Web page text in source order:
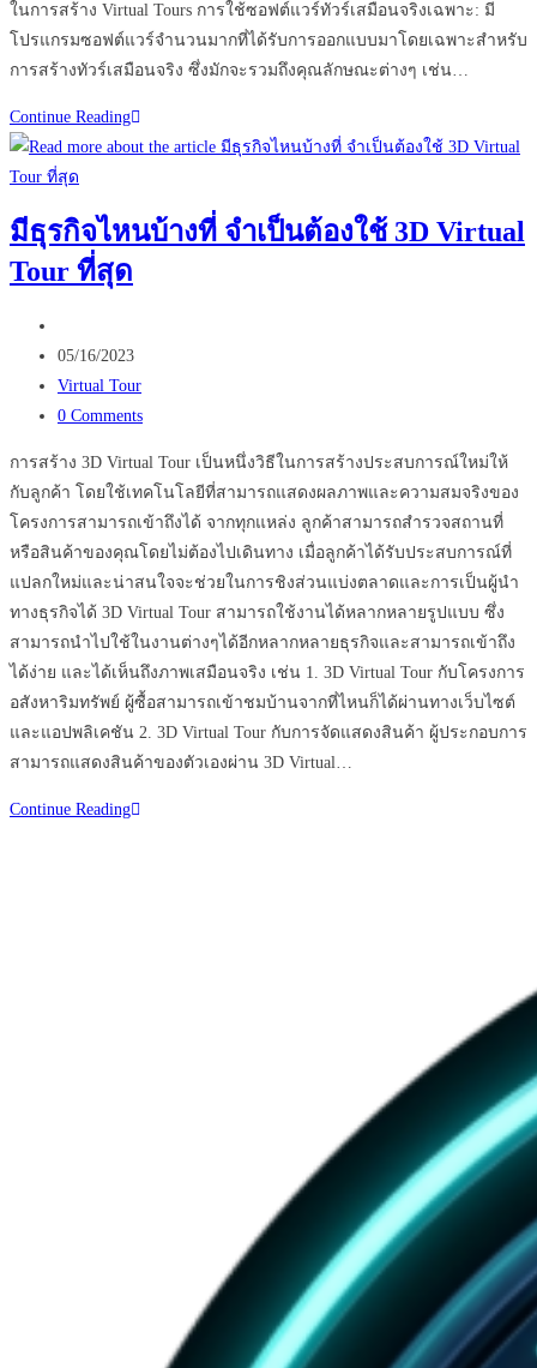
ในการสร้าง Virtual Tours การใช้ซอฟต์แวร์ทัวร์เสมือนจริงเฉพาะ: มี
โปรแกรมซอฟต์แวร์จำนวนมากที่ได้รับการออกแบบมาโดยเฉพาะสำหรับ
การสร้างทัวร์เสมือนจริง ซึ่งมักจะรวมถึงคุณลักษณะต่างๆ เช่น…
Continue Readingเทคโนโลยี
Virtual
อะไร
เหมาะ
ใน
ประเทศไทย
หรือ
มีธุรกิจไหนบ้างที่ จำเป็นต้องใช้ 3D Virtual
Tour ที่สุด
author:
Post
published:
05/16/2023
Post
category:
Virtual Tour
Post
0 Comments
การสร้าง 3D Virtual Tour เป็นหนึ่งวิธีในการสร้างประสบการณ์ใหม่ให้
กับลูกค้า โดยใช้เทคโนโลยีที่สามารถแสดงผลภาพและความสมจริงของ
โครงการสามารถเข้าถึงได้ จากทุกแหล่ง ลูกค้าสามารถสำรวจสถานที่
หรือสินค้าของคุณโดยไม่ต้องไปเดินทาง เมื่อลูกค้าได้รับประสบการณ์ที่
แปลกใหม่และน่าสนใจจะช่วยในการชิงส่วนแบ่งตลาดและการเป็นผู้นำ
ทางธุรกิจได้ 3D Virtual Tour สามารถใช้งานได้หลากหลายรูปแบบ ซึ่ง
สามารถนำไปใช้ในงานต่างๆได้อีกหลากหลายธุรกิจและสามารถเข้าถึง
ได้ง่าย และได้เห็นถึงภาพเสมือนจริง เช่น 1. 3D Virtual Tour กับโครงการ
อสังหาริมทรัพย์ ผู้ซื้อสามารถเข้าชมบ้านจากที่ไหนก็ได้ผ่านทางเว็บไซต์
และแอปพลิเคชัน 2. 3D Virtual Tour กับการจัดแสดงสินค้า ผู้ประกอบการ
สามารถแสดงสินค้าของตัวเองผ่าน 3D Virtual…
Continue Readingมี